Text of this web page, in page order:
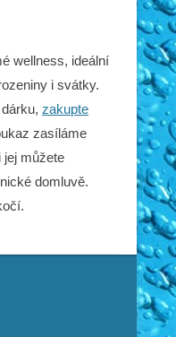
wellness, ideální
i svátky.
zakupte
zasíláme
jej můžete
domluvě.